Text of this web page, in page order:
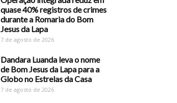
quase 40% registros de crimes
durante a Romaria do Bom
Jesus da Lapa
7 de agosto de 2026
Dandara Luanda leva o nome
de Bom Jesus da Lapa para a
Globo no Estrelas da Casa
7 de agosto de 2026